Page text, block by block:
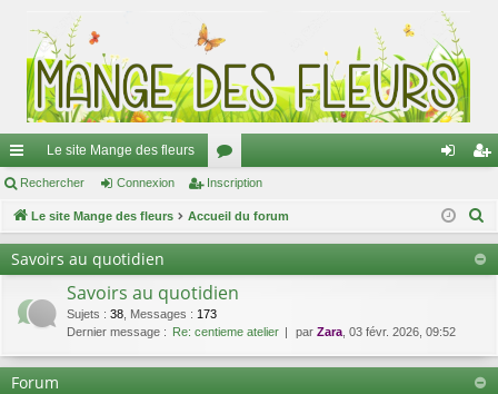
ac
co
ur
Le site Mange des fleurs
or
u ne cri
pti
Rechercher Connexion Inscription
Le site Mange des fleurs Accueil du forum
c
Savoirs au quotidien
Savoirs au quotidien
Sujets : 38 Messages : 173
Dernier message : Re: centieme atelier par Zara , 03 févr. 2026, 09:52
Forum